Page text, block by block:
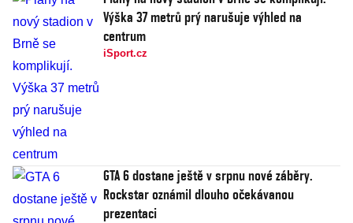
Výška 37 metrů prý narušuje výhled na
centrum
iSport.cz
GTA 6 dostane ještě v srpnu nové záběry.
Rockstar oznámil dlouho očekávanou
prezentaci